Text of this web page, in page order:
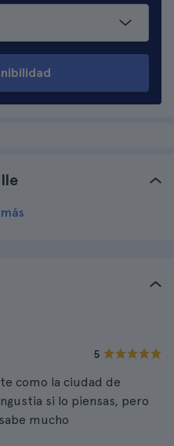
5
como la ciudad de
si lo piensas, pero
mucho